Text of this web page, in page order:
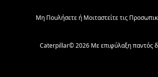
Μη Πουλήσετε ή Μοιταστείτε τις
Caterpillar© 2026 Με επιφύλαξη παντός